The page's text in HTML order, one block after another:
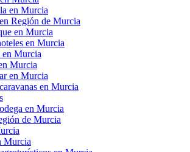
en Murcia
Región de Murcia
en Murcia
en Murcia
en Murcia
Murcia
en Murcia
en Murcia
en Murcia
de Murcia
Murcia